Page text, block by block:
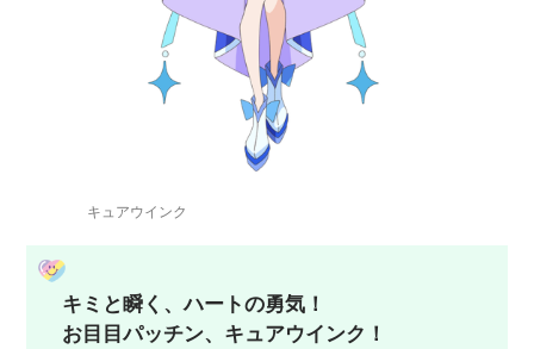
キュアウインク
キミと瞬く、ハートの勇気！
お目目パッチン、キュアウインク！